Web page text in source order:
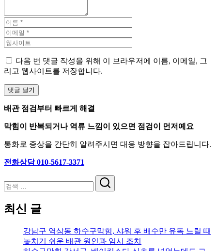
다음 번 댓글 작성을 위해 이 브라우저에 이름, 이메일, 그
리고 웹사이트를 저장합니다.
배관 점검부터 빠르게 해결
막힘이 반복되거나 역류 느낌이 있으면 점검이 먼저예요
통화로 증상을 간단히 알려주시면 대응 방향을 잡아드립니다.
전화상담 010-5617-3371
검
최신 글
강남구 역삼동 하수구막힘, 샤워 후 배수만 유독 느릴 때
놓치기 쉬운 배관 원인과 임시 조치